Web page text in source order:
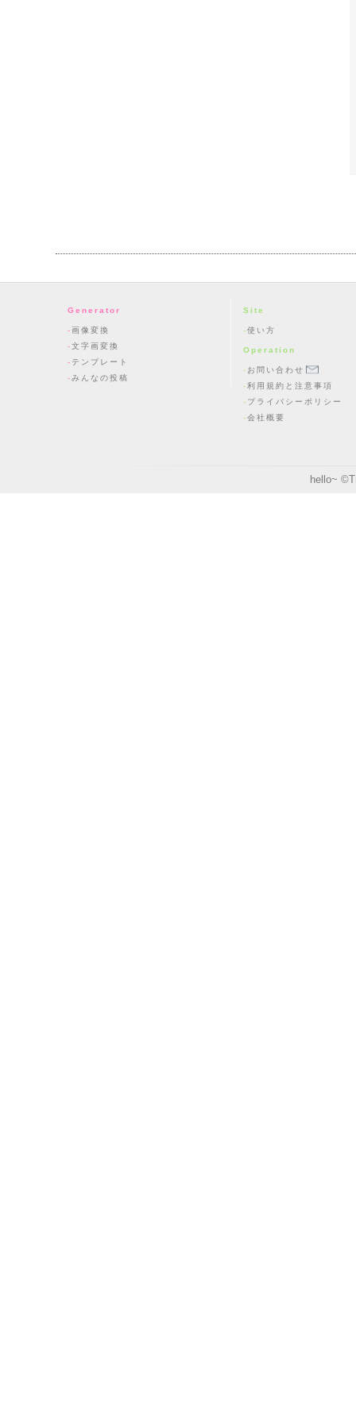
Generator
画像変換
文字画変換
テンプレート
みんなの投稿
Site
使い方
Operation
お問い合わせ
利用規約と注意事項
プライバシーポリシー
会社概要
hello~ ©